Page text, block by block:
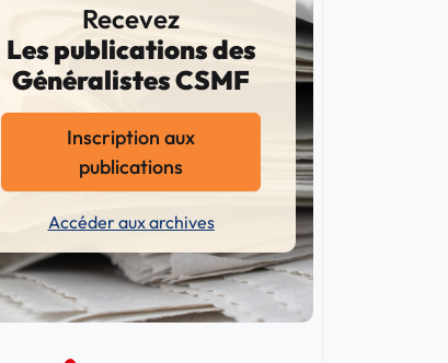
Recevez
Les publications des
Généralistes CSMF
Inscription aux
publications
Accéder aux archives